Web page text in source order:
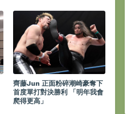
齊藤Jun 正面粉碎潮崎豪奪下
首度單打對決勝利 「明年我會
爬得更高」